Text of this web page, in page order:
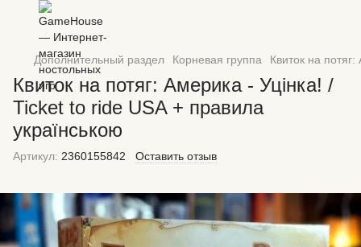
Дополнительный раздел Корневая группа Квиток на
Квиток на потяг: Америка - Уцінка! /
Ticket to ride USA + правила
українською
Артикул: 2360155842 Оставить отзыв